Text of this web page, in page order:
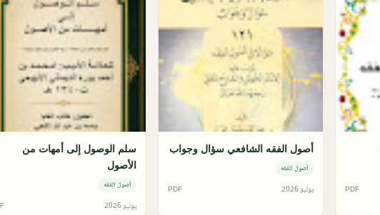
PDF
أصول الفقه الشافعي سؤال وجواب
أصول الفقه
يوليو 2026 PDF
سلم الوصول إلى أمهات من
الأصول
أصول الفقه
يوليو 2026